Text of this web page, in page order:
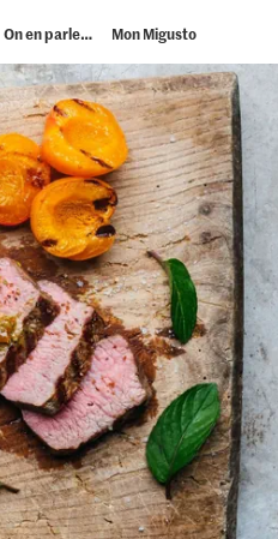
On en parle… Mon Migusto